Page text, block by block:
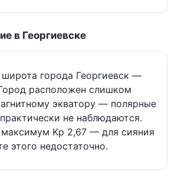
в Георгиевске
широта города Георгиевск —
расположен слишком
экватору — полярные
не наблюдаются.
Kp 2,67 — для сияния
этого недостаточно.